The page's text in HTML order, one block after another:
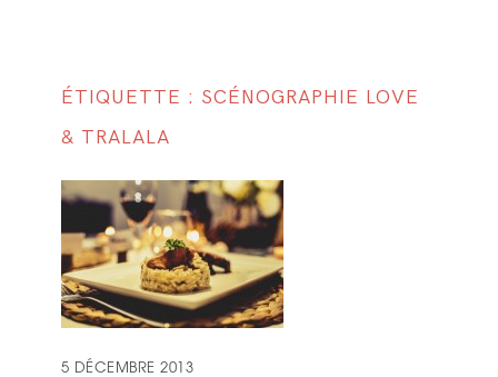
ÉTIQUETTE : SCÉNOGRAPHIE LOVE
& TRALALA
5 DÉCEMBRE 2013